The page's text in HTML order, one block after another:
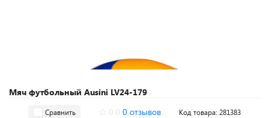
Мяч футбольный Ausini LV24-179
Сравнить 0 отзывов Код товара: 281383